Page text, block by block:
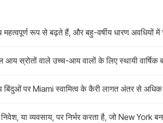
रूप से बढ़ते हैं, और बहु-वर्षीय धारण अवधियों में
स्रोतों वाले उच्च-आय वालों के लिए स्थायी वार्षिक
पर Miami स्वामित्व के कैरी लागत अंतर से अधिक
या व्यवसाय, पर निर्भर करता है, जो New York